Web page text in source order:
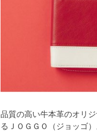
品質の高い牛本革のオリ
るＪＯＧＧＯ（ジョッゴ）